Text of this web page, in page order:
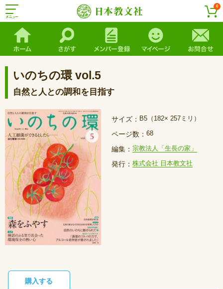
0
いのちの環 vol.5
自然と人との調和を目指す
サイズ： B5（182× 257ミリ）
ページ数： 68
編集： 宗教法人「生長の家」
発行： 株式会社 日本教文社
購入する